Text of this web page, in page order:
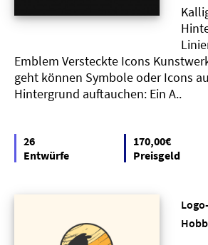
Emblem Versteckte Icons
geht können Symbole oder Icons
Hintergrund auftauchen: Ein A..
26
Entwürfe
170,00€
Preisgeld